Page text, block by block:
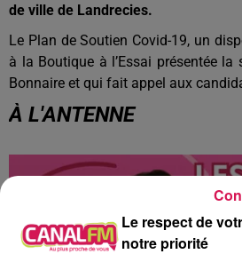
de ville de Landrecies.
Le Plan de Soutien Covid-19, un
à la Boutique à l’Essai présentée la
Bonnaire et qui fait appel aux
À L'ANTENNE
Le respect de
notre priorité